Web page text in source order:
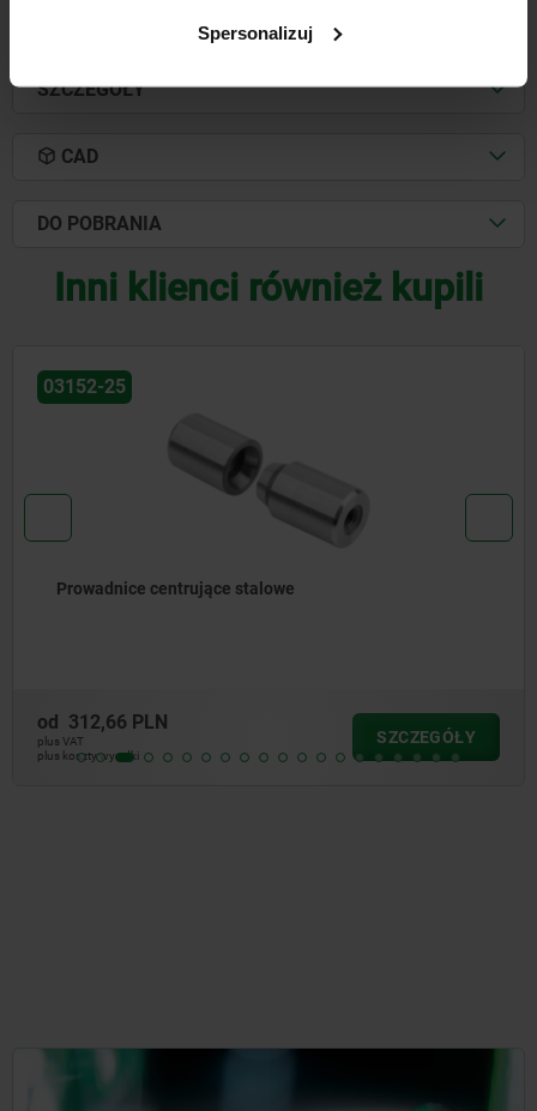
Spersonalizuj
SZCZEGÓŁY
CAD
DO POBRANIA
Inni klienci również kupili
03152-25
Prowadnice centrujące stalowe
od 312,66 PLN
plus VAT
plus koszty wysyłki
SZCZEGÓŁY